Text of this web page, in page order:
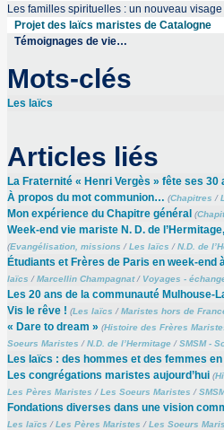
Les familles spirituelles : un nouveau visage
Projet des laïcs maristes de Catalogne
Témoignages de vie…
Mots-clés
Les laïcs
Articles liés
La Fraternité « Henri Vergès » fête ses 30
À propos du mot communion… (Chapitres /
Mon expérience du Chapitre général (
Week-end vie mariste N. D. de
(Evangélisation, missions /Les laïcs /N.D. de
Étudiants et Frères de Paris en week-end
laïcs /Marcellin Champagnat/ Voyages -
Les 20 ans de la communauté Mulhouse-
Vis le rêve ! (Les laïcs /Maristes hors de
« Dare to dream » (Histoire des Frères
Soeurs Maristes /N.D. de l’Hermitage/SMSM -
Les laïcs : des hommes et des femmes
Les congrégations maristes aujourd’hui (
Les Pères Maristes /Les Soeurs Maristes /
Fondations diverses dans une vision
Les laïcs /Les Pères Maristes /Les Soeurs